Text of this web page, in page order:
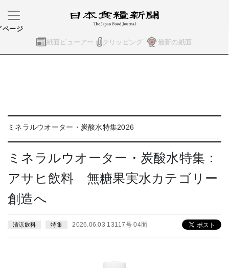
紙面ビューアー クリッピング 最新の紙面
ページ
ミネラルウオーター・炭酸水特集2026
ミネラルウオーター・炭酸水特集：
アサヒ飲料 無糖果実水カテゴリー
創造へ
清涼飲料 特集 2026.06.03 13117号 04面